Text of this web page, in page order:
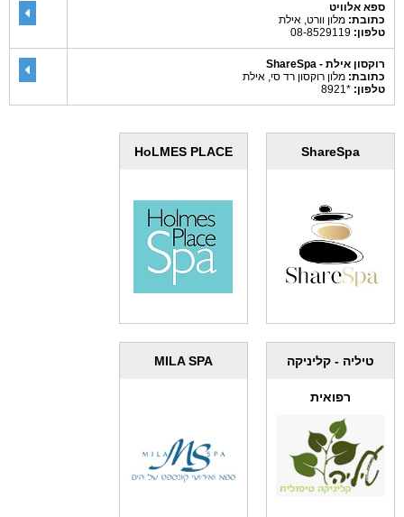
ספא אלוויט
כתובת: מלון וורט, אילת
טלפון:
רוקסון אילת - ShareSpa
כתובת: מלון רוקסון רד סי, אילת
טלפון: *8921
ShareSpa
HoLMES PLACE
טיליה - קליניקה
רפואית
MILA SPA